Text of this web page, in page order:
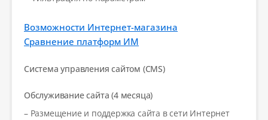
Возможности Интернет-магазина
Сравнение платформ ИМ
Система управления сайтом (CMS)
Обслуживание сайта (4 месяца)
– Размещение и поддержка сайта в сети Интернет